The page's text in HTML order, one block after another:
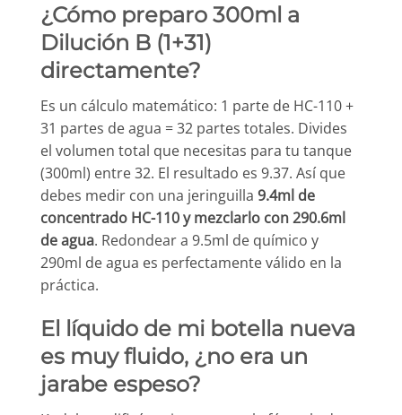
¿Cómo preparo 300ml a
Dilución B (1+31)
directamente?
Es un cálculo matemático: 1 parte de HC-110 +
31 partes de agua = 32 partes totales. Divides
el volumen total que necesitas para tu tanque
(300ml) entre 32. El resultado es 9.37. Así que
debes medir con una jeringuilla 9.4ml de
concentrado HC-110 y mezclarlo con 290.6ml
de agua. Redondear a 9.5ml de químico y
290ml de agua es perfectamente válido en la
práctica.
El líquido de mi botella nueva
es muy fluido, ¿no era un
jarabe espeso?